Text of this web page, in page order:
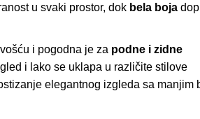
u svaki prostor, dok bela boja
i pogodna je za podne i zidne
i lako se uklapa u različite stilove
elegantnog izgleda sa manjim